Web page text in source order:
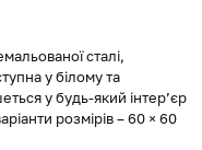
сталі,
у білому та
у будь-який інтер’єр
розмірів – 60 × 60